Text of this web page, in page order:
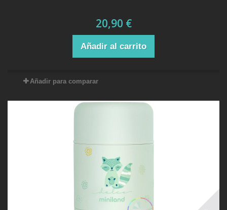
20,90 €
Añadir al carrito
Añadir para comparar